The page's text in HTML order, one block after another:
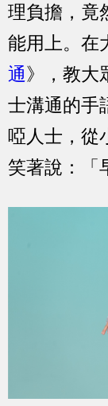
理負擔，竟
能用上。 在
通》，教大
士溝通的手
啞人士，從
笑著說：「